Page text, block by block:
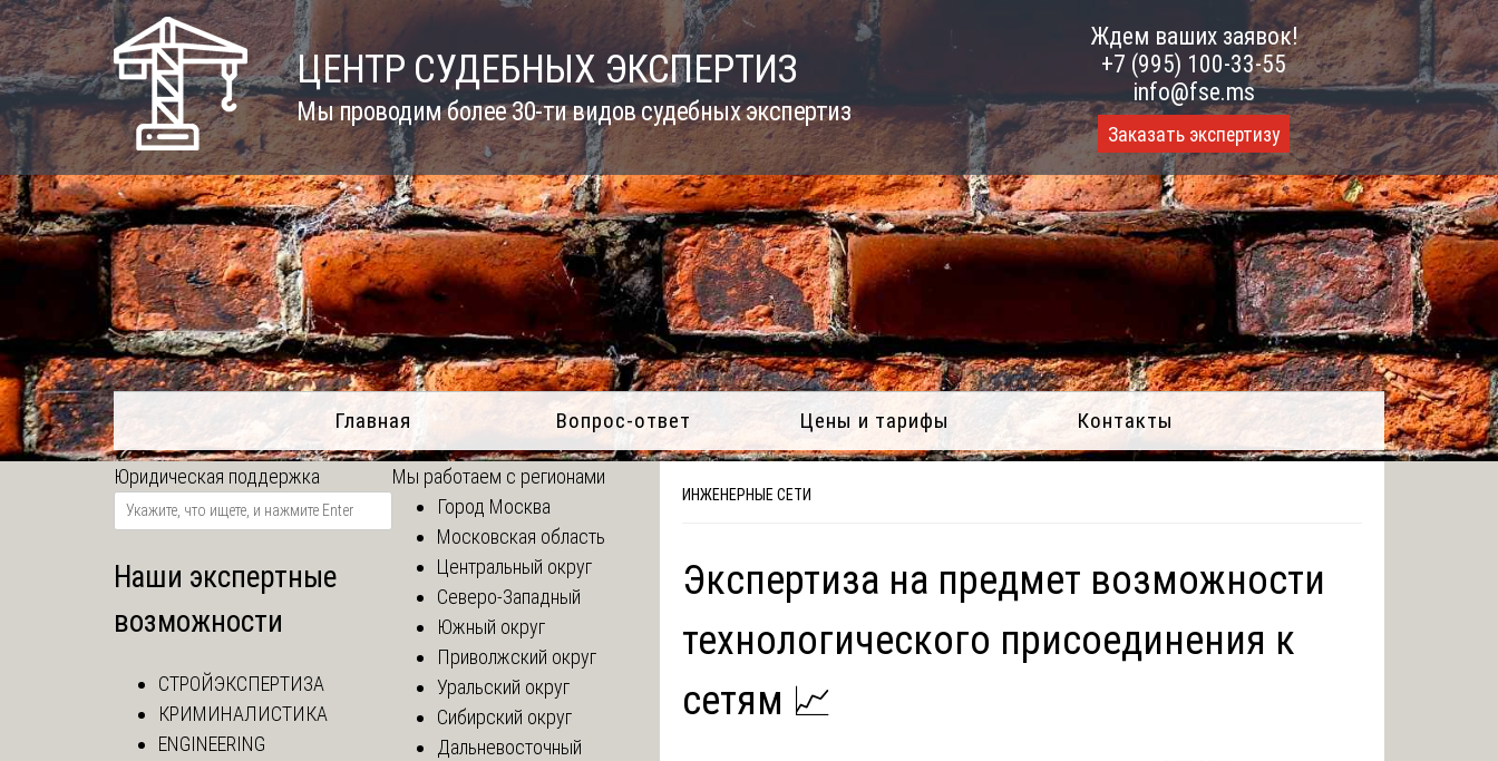
Skip
to
content
ЦЕНТР СУДЕБНЫХ ЭКСПЕРТИЗ
Мы проводим более 30-ти видов судебных экспертиз
Ждем ваших заявок!
+7 (995) 100-33-55
info@fse.ms
Заказать экспертизу
Главная Вопрос-ответ Цены и тарифы Контакты
ИНЖЕНЕРНЫЕ СЕТИ
Экспертиза на предмет возможности
технологического присоединения к
сетям 📈
Юридическая поддержка
Наши экспертные
возможности
СТРОЙЭКСПЕРТИЗА
КРИМИНАЛИСТИКА
ENGINEERING
Мы работаем с регионами
Город Москва
Московская область
Центральный округ
Северо-Западный
Южный округ
Приволжский округ
Уральский округ
Сибирский округ
Дальневосточный